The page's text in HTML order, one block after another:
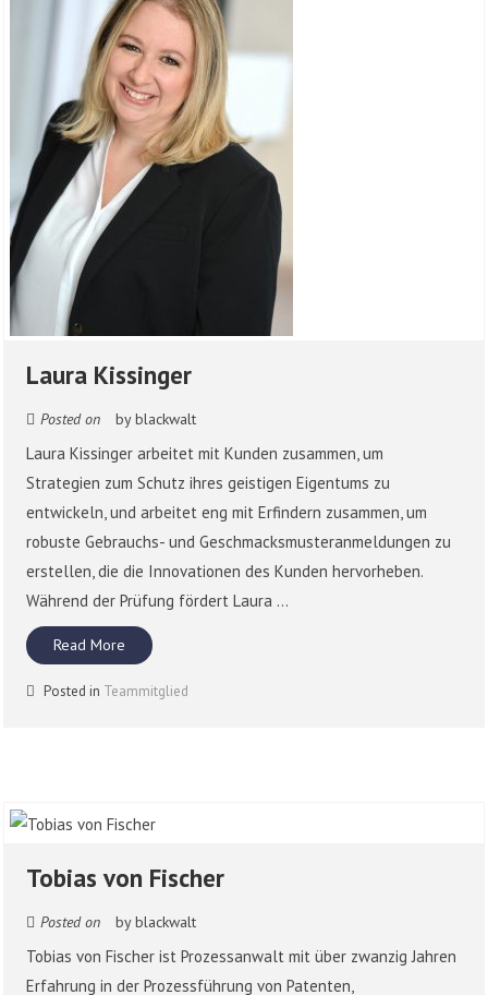
Laura Kissinger
Posted on byblackwalt
Laura Kissinger arbeitet mit Kunden zusammen, um
Strategien zum Schutz ihres geistigen Eigentums zu
entwickeln, und arbeitet eng mit Erfindern zusammen, um
robuste Gebrauchs- und Geschmacksmusteranmeldungen zu
erstellen, die die Innovationen des Kunden hervorheben.
Während der Prüfung fördert Laura ...
Read More
Posted in Teammitglied
Tobias von Fischer
Posted on byblackwalt
Tobias von Fischer ist Prozessanwalt mit über zwanzig Jahren
Erfahrung in der Prozessführung von Patenten,